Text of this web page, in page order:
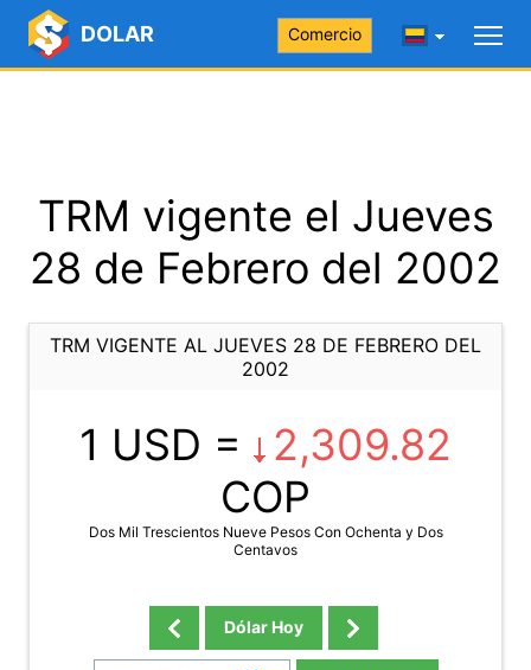
DOLAR Comercio
TRM vigente el Jueves
28 de Febrero del 2002
TRM VIGENTE AL JUEVES 28 DE FEBRERO DEL
2002
1 USD =
2,309.82
COP
Dos Mil Trescientos Nueve Pesos Con Ochenta y Dos
Centavos
Dólar Hoy